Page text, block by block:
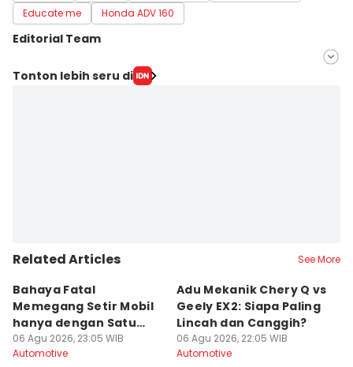
Educate me
Honda ADV 160
Editorial Team
Editor
Tonton lebih seru di
Related Articles See More
Bahaya Fatal
Memegang Setir Mobil
hanya dengan Satu
Tangan
06 Agu 2026, 23:05 WIB
Automotive
Adu Mekanik Chery Q vs
Geely EX2: Siapa Paling
Lincah dan Canggih?
06 Agu 2026, 22:05 WIB
Automotive